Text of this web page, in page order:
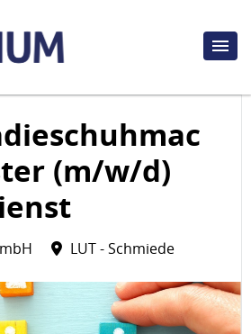
(m/w/d)
LUT - Schmiede